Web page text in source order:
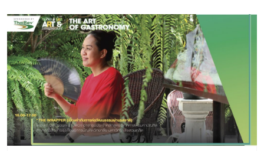
เลิศทวีวิทย์ นักออกแบบประสบการณ์ ผู้ก่อตั้ง Another
New Design Studio ในกรุงสต็อกโฮล์ม ตั้งคำถามนี้ขึ้น
พร้อมหาคำตอบด้วยการดีไซน์อาหาร วิธีเดียวกันกับที่เธอใช้ใน
วิทยานิพนธ์จบการศึกษา Master of fine Art Experience
Design ที่ College of Arts, Crafts and Design
มหาวิทยาลัย Konstfack ประเทศสวีเดน